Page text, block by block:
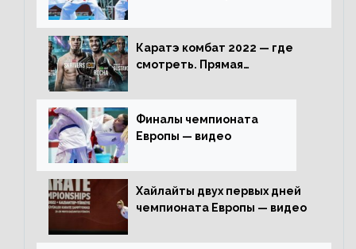
Каратэ комбат 2022 — где
смотреть. Прямая
Финалы чемпионата
Европы — видео
Хайлайты двух первых дней
чемпионата Европы — видео